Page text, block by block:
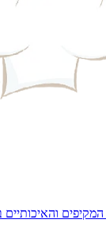
המקיפים